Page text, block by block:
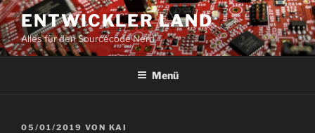
Zum
Inhalt
springen
ENTWICKLER LAND
Alles für den Sourcecode Nerd
Menü
VERÖFFENTLICHT
05/01/2019 VON KAI